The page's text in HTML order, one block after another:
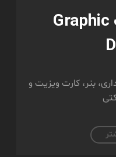
طراحی گرافیک Graphic
بنر، کارت ویزیت و